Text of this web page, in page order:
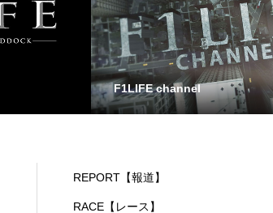
F1LIFE channel
REPORT【報道】
RACE【レース】